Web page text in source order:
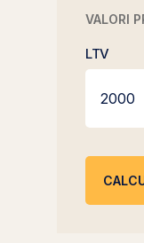
VALORI
LTV